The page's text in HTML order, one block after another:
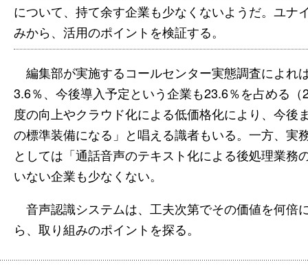
について、持て余す企業も少なくないようだ。ユナ
みから、活用のポイントを検証する。
編集部が実施するコールセンター実態調査によれ
3.6％、今後導入予定という企業も23.6％を占める
度の向上やクラウド化による低価格化により、今
の標準装備になる」と唱える識者もいる。一方、実
としては「通話音声のテキスト化による後処理業
いない企業も少なくない。
音声認識システムは、工夫次第でその価値を何倍
ら、取り組みのポイントを探る。